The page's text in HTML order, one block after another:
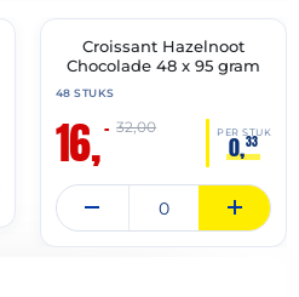
🔥 OP=OP
Croissant Hazelnoot
Chocolade 48 x 95 gram
48 STUKS
16,– PER STUK
0,33
32,00